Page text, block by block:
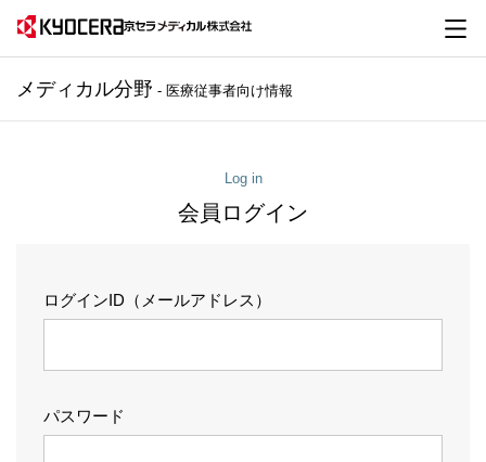
メディカル分野 - 医療従事者向け情報
Log in
会員ログイン
ログインID（メールアドレス）
パスワード